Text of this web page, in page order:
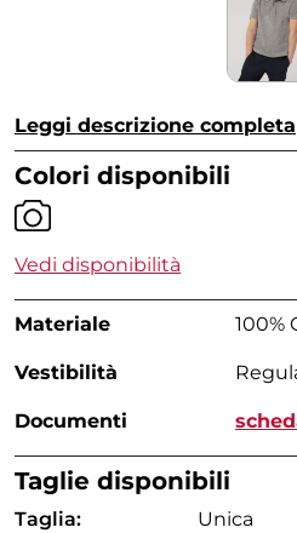
Leggi descrizione completa
Colori disponibili
Vedi disponibilità
Materiale 100%
Vestibilità
Documenti
Taglie disponibili
Taglia: Unica